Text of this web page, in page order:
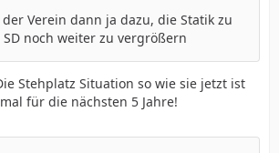
Verein dann ja dazu, die Statik zu
noch weiter zu vergrößern
Stehplatz Situation so wie sie jetzt ist
für die nächsten 5 Jahre!